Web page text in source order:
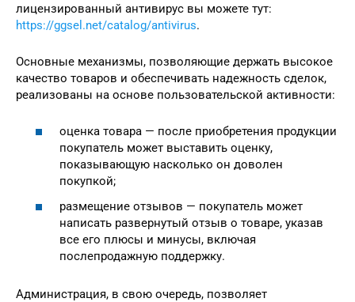
лицензированный антивирус вы можете тут:
https://ggsel.net/catalog/antivirus.
Основные механизмы, позволяющие держать высокое
качество товаров и обеспечивать надежность сделок,
реализованы на основе пользовательской активности:
оценка товара — после приобретения продукции
покупатель может выставить оценку,
показывающую насколько он доволен
покупкой;
размещение отзывов — покупатель может
написать развернутый отзыв о товаре, указав
все его плюсы и минусы, включая
послепродажную поддержку.
Администрация, в свою очередь, позволяет